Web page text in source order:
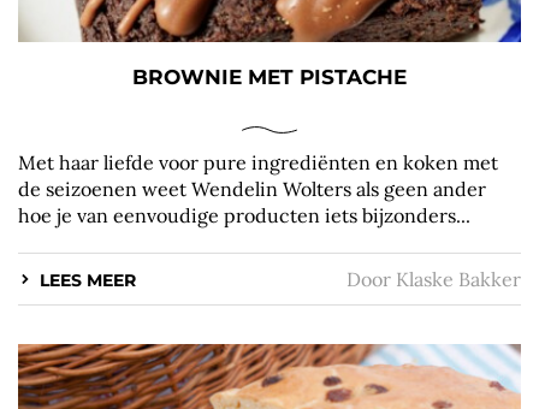
BROWNIE MET PISTACHE
Met haar liefde voor pure ingrediënten en koken met
de seizoenen weet Wendelin Wolters als geen ander
hoe je van eenvoudige producten iets bijzonders...
LEES MEER Door Klaske Bakker